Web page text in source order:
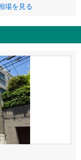
場を見る